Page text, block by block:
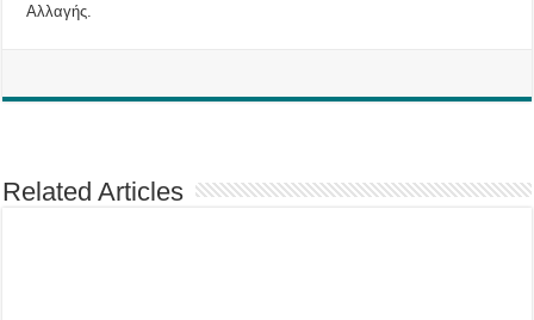
Αλλαγής.
Related Articles